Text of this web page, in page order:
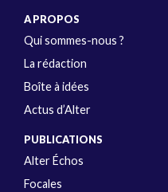
A PROPOS
Qui sommes-nous ?
La rédaction
Boîte à idées
Actus d’Alter
PUBLICATIONS
Alter Échos
Focales